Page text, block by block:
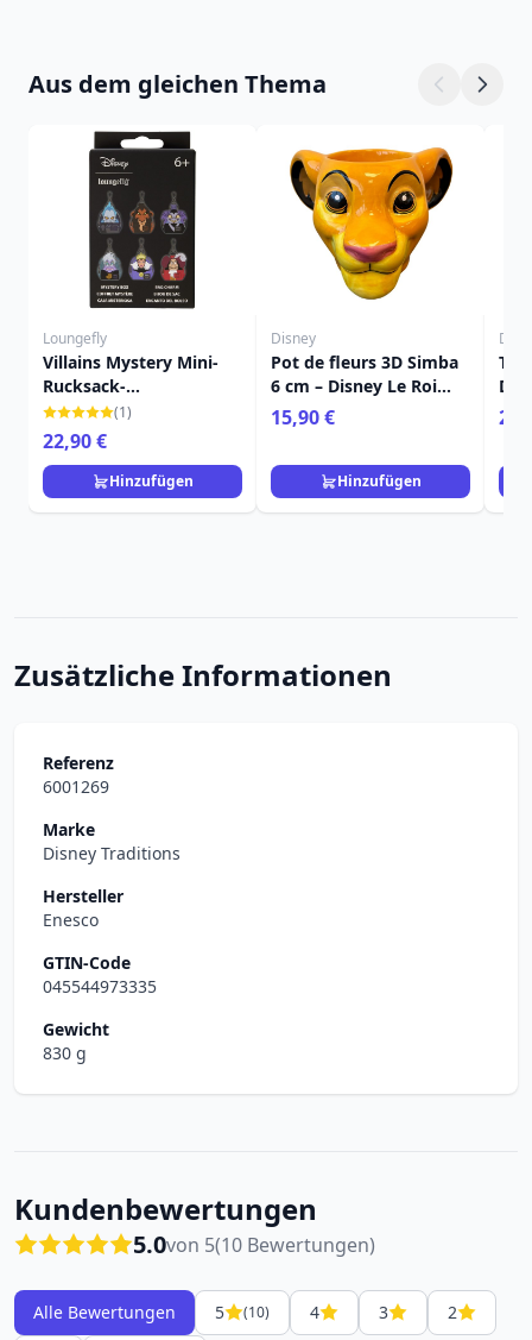
Aus dem gleichen Thema
Loungefly
Villains Mystery Mini-
Rucksack-
Schlüsselanhänger -
Disney Loungefly
(1)
22,90 €
Hinzufügen
Disney
Pot de fleurs 3D Simba
6 cm – Disney Le Roi
Lion
15,90 €
Hinzufügen
Zusätzliche Informationen
Referenz
6001269
Marke
Disney Traditions
Hersteller
Enesco
GTIN-Code
045544973335
Gewicht
830 g
Kundenbewertungen
5.0von 5(10 Bewertungen)
Alle Bewertungen 5 (10) 4 3
2